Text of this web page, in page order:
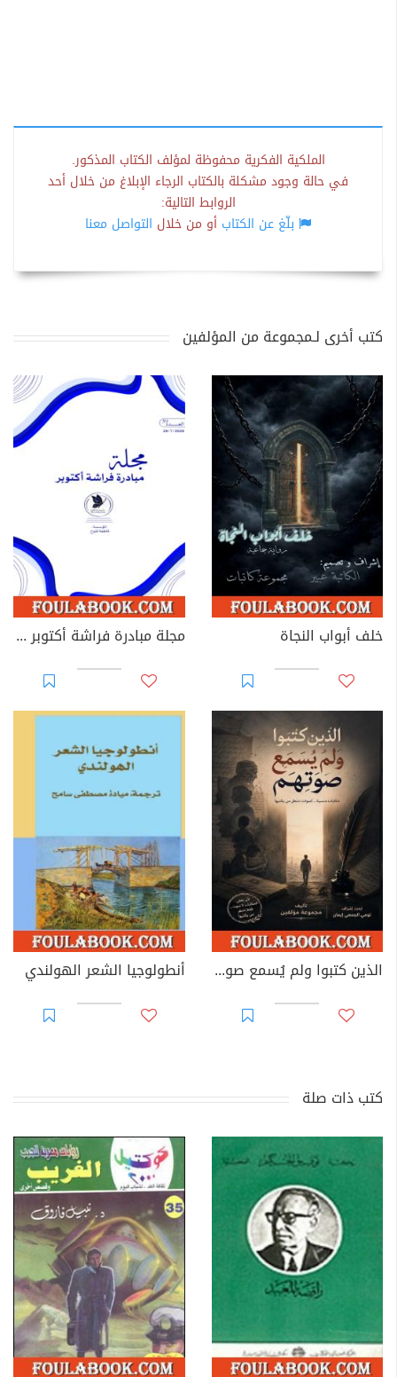
الملكية الفكرية محفوظة لمؤلف الكتاب المذكور.
في حالة وجود مشكلة بالكتاب الرجاء الإبلاغ من خلال أحد
الروابط التالية:
بلّغ عن الكتاب أو من خلال التواصل معنا
كتب أخرى لـمجموعة من المؤلفين
خلف أبواب النجاة مجلة مبادرة فراشة أكتوبر - العدد 39
الذين كتبوا ولم يُسمع صوتهم أنطولوجيا الشعر الهولندي
كتب ذات صلة